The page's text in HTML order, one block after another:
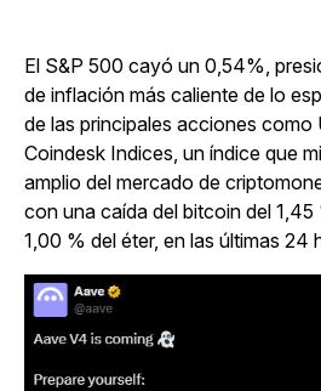
El S&P 500 cayó un 0,54%,
de inflación más caliente de lo
de las principales acciones
Coindesk Indices, un índice que
amplio del mercado de
con una caída del bitcoin del
1,00 % del éter, en las últimas 24